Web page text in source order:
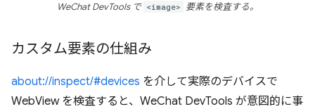
WeChat DevTools で <image> 要素を検査する。
カスタム要素の仕組み
about://inspect/#devices を介して実際のデバイスで
WebView を検査すると、WeChat DevTools が意図的に事